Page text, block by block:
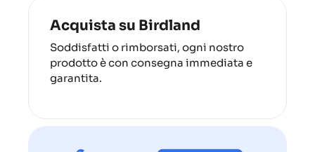
Acquista su Birdland
Soddisfatti o rimborsati, ogni nostro
prodotto è con consegna immediata e
garantita.